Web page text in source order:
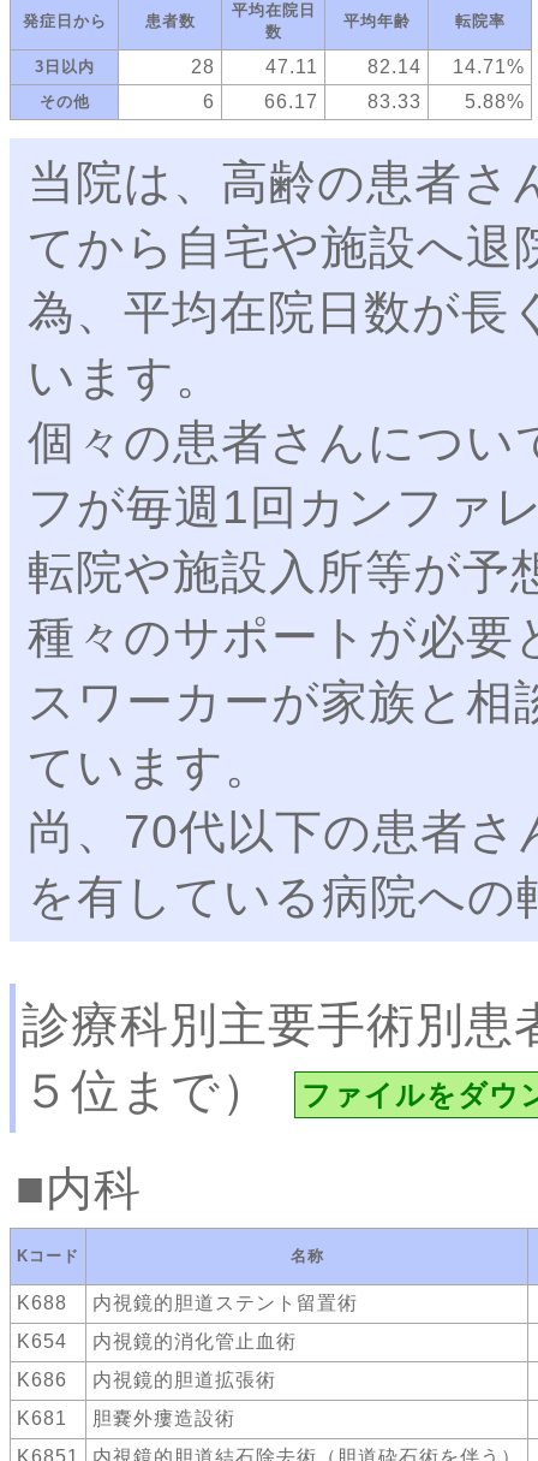
発症日から 患者数
平均在院日
数
平均年齢 転院率
3日以内 28 47.11 82.14 14.71%
その他 6 66.17 83.33 5.88%
当院は、高齢の患者さ
てから自宅や施設へ退
為、平均在院日数が長
います。
個々の患者さんについ
フが毎週1回カンファ
転院や施設入所等が予
種々のサポートが必要
スワーカーが家族と
ています。
尚、70代以下の患者
を有している病院へ
診療科別主要手術別患
５位まで）
ファイルをダウ
内科
Kコード 名称
K688
内視鏡的胆道ステント留置術
K654
内視鏡的消化管止血術
K686
内視鏡的胆道拡張術
K681
胆嚢外瘻造設術